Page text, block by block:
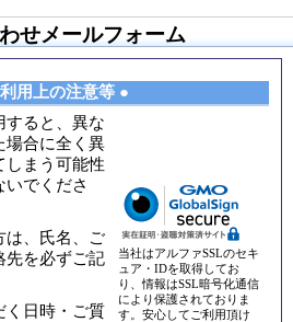
せメールフォーム
用上の注意等 ●
すると、異な
場合に全く異
しまう可能性
いでくださ
当社はアルファSSLのセキ
ュア・IDを取得してお
り、情報はSSL暗号化通信
により保護されておりま
す。安心してご利用頂け
は、氏名、ご
先を必ずご記
く日時・ご質